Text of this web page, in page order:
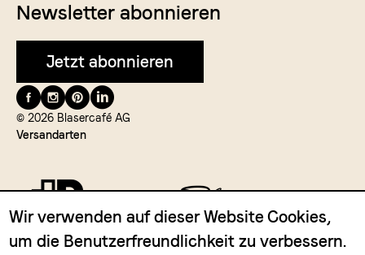
Newsletter abonnieren
Jetzt abonnieren
Folge
uns
auf
© 2026 Blasercafé AG
Versandarten
Zahlungsmittel
Wir verwenden auf dieser Website Cookies,
um die Benutzerfreundlichkeit zu verbessern.